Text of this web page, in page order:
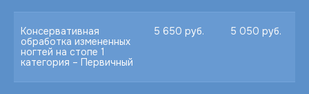
Консервативная
обработка измененных
ногтей на стопе 1
категория – Первичный
5 650 руб. 5 050 руб.